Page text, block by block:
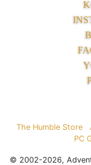
The Humble Store
PC
© 2002-2026,